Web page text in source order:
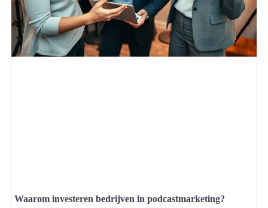
Waarom investeren bedrijven in podcastmarketing?